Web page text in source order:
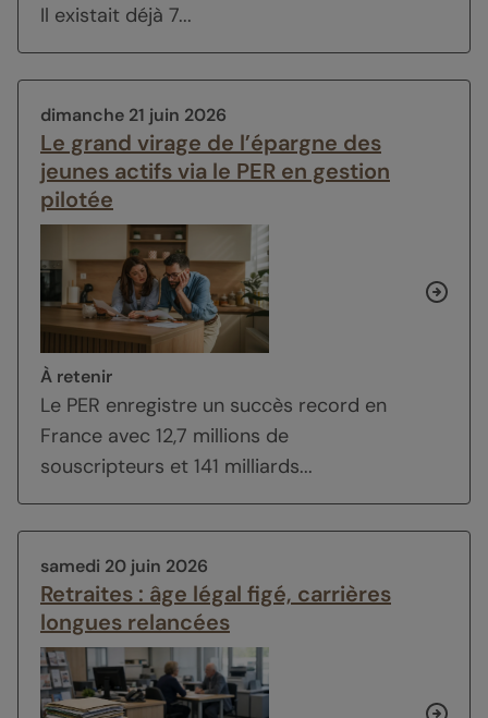
Il existait déjà 7...
dimanche 21 juin 2026
Le grand virage de l’épargne des
jeunes actifs via le PER en gestion
pilotée
À retenir
Le PER enregistre un succès record en
France avec 12,7 millions de
souscripteurs et 141 milliards...
samedi 20 juin 2026
Retraites : âge légal figé, carrières
longues relancées